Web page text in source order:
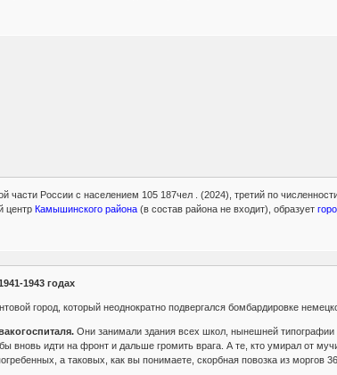
части России с населением 105 187чел . (2024), третий по
центр Камышинского района(в состав района не входит), образует
1943 годах
город, который неоднократно подвергался бомбардировке
Они занимали здания всех школ, нынешней типографии
вновь идти на фронт и дальше громить врага. А те, кто умирал от
а таковых, как вы понимаете, скорбная повозка из моргов